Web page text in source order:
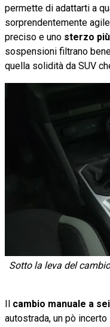
permette di adattarti a
sorprendentemente
preciso e uno sterzo
sospensioni filtrano
quella solidità da SUV
Sotto la leva del
Il cambio manuale a
autostrada, un pò